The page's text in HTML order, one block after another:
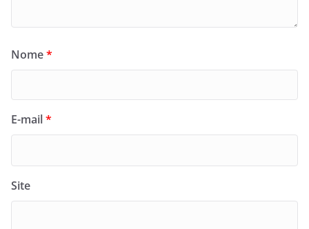
Nome*
E-mail*
Site